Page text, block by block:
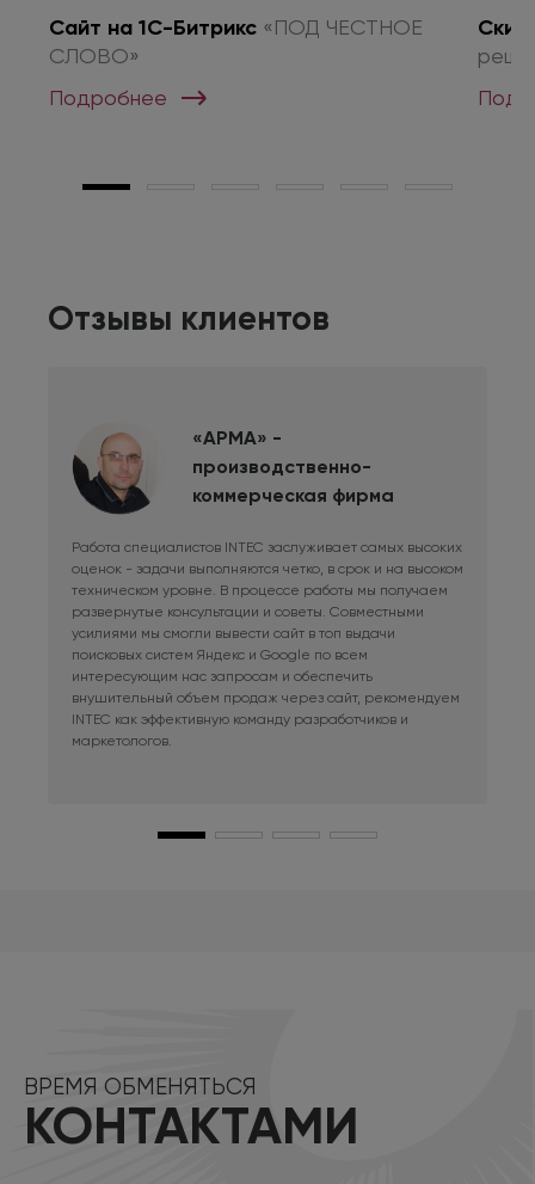
Сайт на 1С-Битрикс«ПОД ЧЕСТНОЕ
СЛОВО»
Подробнее
Отзывы клиентов
«АРМА» -
производственно-
коммерческая фирма
Работа специалистов INTEC заслуживает самых высоких
оценок - задачи выполняются четко, в срок и на высоком
техническом уровне. В процессе работы мы получаем
развернутые консультации и советы. Совместными
усилиями мы смогли вывести сайт в топ выдачи
поисковых систем Яндекс и Google по всем
интересующим нас запросам и обеспечить
внушительный объем продаж через сайт, рекомендуем
INTEC как эффективную команду разработчиков и
маркетологов.
ВРЕМЯ ОБМЕНЯТЬСЯ
КОНТАКТАМИ